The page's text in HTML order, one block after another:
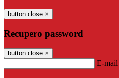
button close ×
Recupero password
button close ×
E-mail